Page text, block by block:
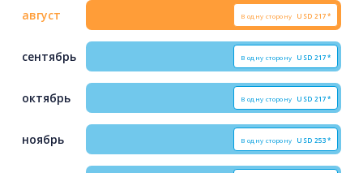
август В одну сторону USD 217*
сентябрь В одну сторону USD 217*
октябрь В одну сторону USD 217*
ноябрь В одну сторону USD 253*